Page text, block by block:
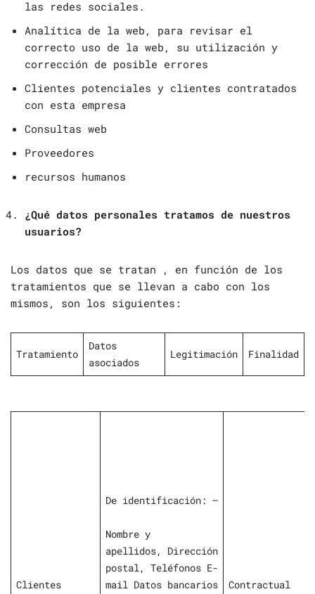
las redes sociales.
Analítica de la web, para revisar el
correcto uso de la web, su utilización y
corrección de posible errores
Clientes potenciales y clientes contratados
con esta empresa
Consultas web
Proveedores
recursos humanos
¿Qué datos personales tratamos de nuestros
usuarios?
Los datos que se tratan , en función de los
tratamientos que se llevan a cabo con los
mismos, son los siguientes:
Tratamiento
Datos
asociados
Legitimación Finalidad
Clientes
De identificación: –
Nombre y
apellidos, Dirección
postal, Teléfonos E-
mail Datos bancarios
Contractual